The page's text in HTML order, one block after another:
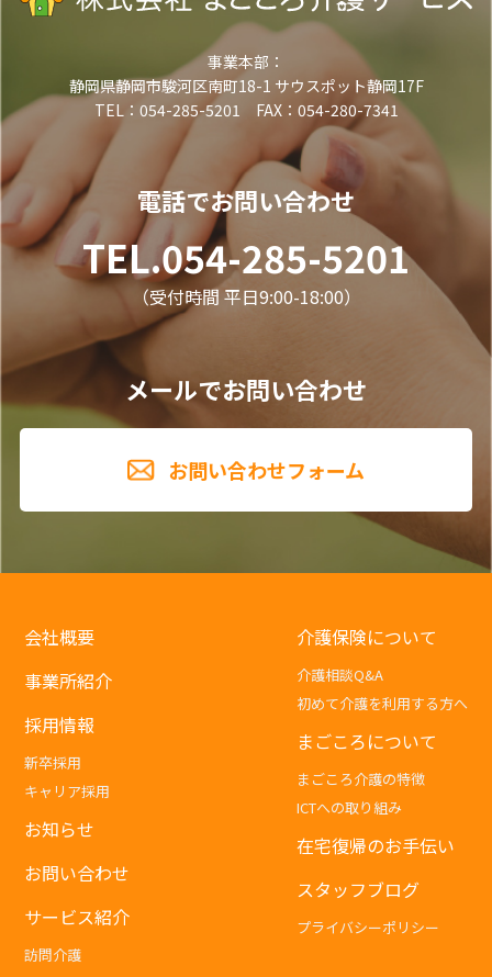
事業本部：
静岡県静岡市駿河区南町18-1 サウスポット静岡17F
TEL：054-285-5201 FAX：054-280-7341
電話でお問い合わせ
TEL.054-285-5201
（受付時間 平日9:00-18:00）
メールでお問い合わせ
お問い合わせフォーム
会社概要
事業所紹介
採用情報
新卒採用
キャリア採用
お知らせ
お問い合わせ
サービス紹介
訪問介護
介護保険について
介護相談Q&A
初めて介護を利用する方へ
まごころについて
まごころ介護の特徴
ICTへの取り組み
在宅復帰のお手伝い
スタッフブログ
プライバシーポリシー